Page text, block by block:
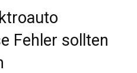
Fehler sollten